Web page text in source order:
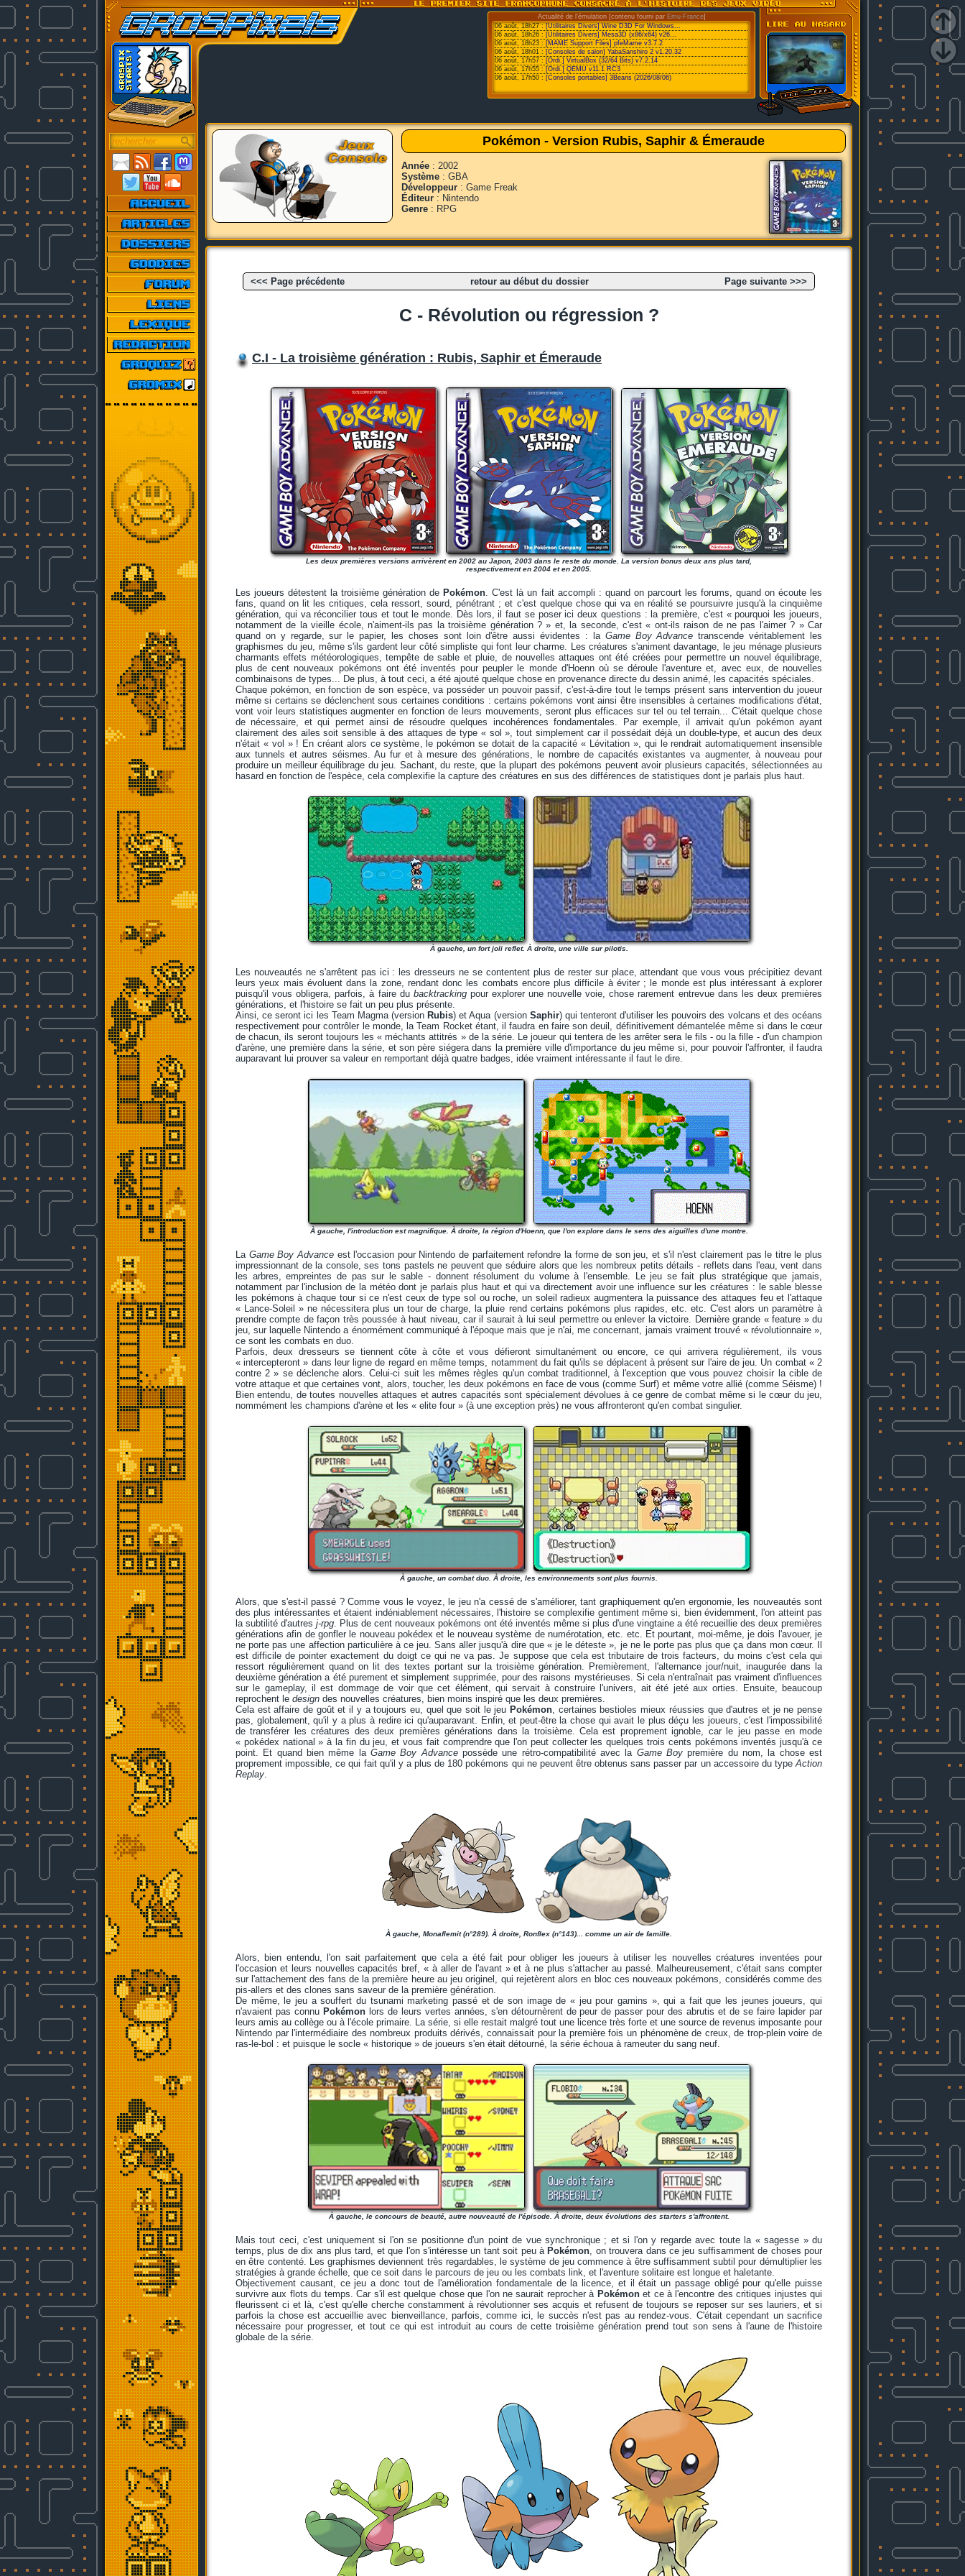
Actualité de l'émulation [contenu fourni par Emu-France]
06 août, 18h27 :[Utilitaires Divers] Wine D3D For Windows...
06 août, 18h26 : [Utilitaires Divers] Mesa3D (x86/x64) v26...
06 août, 18h23 : [MAME Support Files] pfeMame v3.7.2
06 août, 18h01 : [Consoles de salon] YabaSanshiro 2 v1.20.32
06 août, 17h57 : [Ordi.] VirtualBox (32/64 Bits) v7.2.14
06 août, 17h55 : [Ordi.] QEMU v11.1 RC3
06 août, 17h50 : [Consoles portables] 3Beans (2026/08/06)
Pokémon - Version Rubis, Saphir & Émeraude
Année : 2002
Système : GBA
Développeur : Game Freak
Éditeur : Nintendo
Genre : RPG
<<< Page précédente retour au début du dossier Page suivante >>>
C - Révolution ou régression ?
C.I - La troisième génération : Rubis, Saphir et Émeraude
Les deux premières versions arrivèrent en 2002 au Japon, 2003 dans le reste du monde. La version bonus deux ans plus tard,
respectivement en 2004 et en 2005.
Les joueurs détestent la troisième génération de Pokémon. C'est là un fait accompli : quand on parcourt les forums, quand on écoute les
fans, quand on lit les critiques, cela ressort, sourd, pénétrant ; et c'est quelque chose qui va en réalité se poursuivre jusqu'à la cinquième
génération, qui va réconcilier tous et tout le monde. Dès lors, il faut se poser ici deux questions : la première, c'est « pourquoi les joueurs,
notamment de la vieille école, n'aiment-ils pas la troisième génération ? » et, la seconde, c'est « ont-ils raison de ne pas l'aimer ? » Car
quand on y regarde, sur le papier, les choses sont loin d'être aussi évidentes : la Game Boy Advance transcende véritablement les
graphismes du jeu, même s'ils gardent leur côté simpliste qui font leur charme. Les créatures s'animent davantage, le jeu ménage plusieurs
charmants effets météorologiques, tempête de sable et pluie, de nouvelles attaques ont été créées pour permettre un nouvel équilibrage,
plus de cent nouveaux pokémons ont été inventés pour peupler le monde d'Hoenn où se déroule l'aventure et, avec eux, de nouvelles
combinaisons de types... De plus, à tout ceci, a été ajouté quelque chose en provenance directe du dessin animé, les capacités spéciales.
Chaque pokémon, en fonction de son espèce, va posséder un pouvoir passif, c'est-à-dire tout le temps présent sans intervention du joueur
même si certains se déclenchent sous certaines conditions : certains pokémons vont ainsi être insensibles à certaines modifications d'état,
vont voir leurs statistiques augmenter en fonction de leurs mouvements, seront plus efficaces sur tel ou tel terrain... C'était quelque chose
de nécessaire, et qui permet ainsi de résoudre quelques incohérences fondamentales. Par exemple, il arrivait qu'un pokémon ayant
clairement des ailes soit sensible à des attaques de type « sol », tout simplement car il possédait déjà un double-type, et aucun des deux
n'était « vol » ! En créant alors ce système, le pokémon se dotait de la capacité « Lévitation », qui le rendrait automatiquement insensible
aux tunnels et autres séismes. Au fur et à mesure des générations, le nombre de capacités existantes va augmenter, à nouveau pour
produire un meilleur équilibrage du jeu. Sachant, du reste, que la plupart des pokémons peuvent avoir plusieurs capacités, sélectionnées au
hasard en fonction de l'espèce, cela complexifie la capture des créatures en sus des différences de statistiques dont je parlais plus haut.
À gauche, un fort joli reflet. À droite, une ville sur pilotis.
Les nouveautés ne s'arrêtent pas ici : les dresseurs ne se contentent plus de rester sur place, attendant que vous vous précipitiez devant
leurs yeux mais évoluent dans la zone, rendant donc les combats encore plus difficile à éviter ; le monde est plus intéressant à explorer
puisqu'il vous obligera, parfois, à faire du backtrackingpour explorer une nouvelle voie, chose rarement entrevue dans les deux premières
générations, et l'histoire se fait un peu plus présente.
Ainsi, ce seront ici les Team Magma (version Rubis) et Aqua (version Saphir) qui tenteront d'utiliser les pouvoirs des volcans et des océans
respectivement pour contrôler le monde, la Team Rocket étant, il faudra en faire son deuil, définitivement démantelée même si dans le cœur
de chacun, ils seront toujours les « méchants attitrés » de la série. Le joueur qui tentera de les arrêter sera le fils - ou la fille - d'un champion
d'arène, une première dans la série, et son père siégera dans la première ville d'importance du jeu même si, pour pouvoir l'affronter, il faudra
auparavant lui prouver sa valeur en remportant déjà quatre badges, idée vraiment intéressante il faut le dire.
À gauche, l'introduction est magnifique. À droite, la région d'Hoenn, que l'on explore dans le sens des aiguilles d'une montre.
La Game Boy Advanceest l'occasion pour Nintendo de parfaitement refondre la forme de son jeu, et s'il n'est clairement pas le titre le plus
impressionnant de la console, ses tons pastels ne peuvent que séduire alors que les nombreux petits détails - reflets dans l'eau, vent dans
les arbres, empreintes de pas sur le sable - donnent résolument du volume à l'ensemble. Le jeu se fait plus stratégique que jamais,
notamment par l'inclusion de la météo dont je parlais plus haut et qui va directement avoir une influence sur les créatures : le sable blesse
les pokémons à chaque tour si ce n'est ceux de type sol ou roche, un soleil radieux augmentera la puissance des attaques feu et l'attaque
« Lance-Soleil » ne nécessitera plus un tour de charge, la pluie rend certains pokémons plus rapides, etc. etc. C'est alors un paramètre à
prendre compte de façon très poussée à haut niveau, car il saurait à lui seul permettre ou enlever la victoire. Dernière grande « feature » du
jeu, sur laquelle Nintendo a énormément communiqué à l'époque mais que je n'ai, me concernant, jamais vraiment trouvé « révolutionnaire »,
ce sont les combats en duo.
Parfois, deux dresseurs se tiennent côte à côte et vous défieront simultanément ou encore, ce qui arrivera régulièrement, ils vous
« intercepteront » dans leur ligne de regard en même temps, notamment du fait qu'ils se déplacent à présent sur l'aire de jeu. Un combat « 2
contre 2 » se déclenche alors. Celui-ci suit les mêmes règles qu'un combat traditionnel, à l'exception que vous pouvez choisir la cible de
votre attaque et que certaines vont, alors, toucher, les deux pokémons en face de vous (comme Surf) et même votre allié (comme Séisme) !
Bien entendu, de toutes nouvelles attaques et autres capacités sont spécialement dévolues à ce genre de combat même si le cœur du jeu,
nommément les champions d'arène et les « elite four » (à une exception près) ne vous affronteront qu'en combat singulier.
À gauche, un combat duo. À droite, les environnements sont plus fournis.
Alors, que s'est-il passé ? Comme vous le voyez, le jeu n'a cessé de s'améliorer, tant graphiquement qu'en ergonomie, les nouveautés sont
des plus intéressantes et étaient indéniablement nécessaires, l'histoire se complexifie gentiment même si, bien évidemment, l'on atteint pas
la subtilité d'autres j-rpg. Plus de cent nouveaux pokémons ont été inventés même si plus d'une vingtaine a été recueillie des deux premières
générations afin de gonfler le nouveau pokédex et le nouveau système de numérotation, etc. etc. Et pourtant, moi-même, je dois l'avouer, je
ne porte pas une affection particulière à ce jeu. Sans aller jusqu'à dire que « je le déteste », je ne le porte pas plus que ça dans mon cœur. Il
est difficile de pointer exactement du doigt ce qui ne va pas. Je suppose que cela est tributaire de trois facteurs, du moins c'est cela qui
ressort régulièrement quand on lit des textes portant sur la troisième génération. Premièrement, l'alternance jour/nuit, inaugurée dans la
deuxième génération a été purement et simplement supprimée, pour des raisons mystérieuses. Si cela n'entraînait pas vraiment d'influences
sur le gameplay, il est dommage de voir que cet élément, qui servait à construire l'univers, ait été jeté aux orties. Ensuite, beaucoup
reprochent le design des nouvelles créatures, bien moins inspiré que les deux premières.
Cela est affaire de goût et il y a toujours eu, quel que soit le jeu Pokémon, certaines bestioles mieux réussies que d'autres et je ne pense
pas, globalement, qu'il y a plus à redire ici qu'auparavant. Enfin, et peut-être la chose qui avait le plus déçu les joueurs, c'est l'impossibilité
de transférer les créatures des deux premières générations dans la troisième. Cela est proprement ignoble, car le jeu passe en mode
« pokédex national » à la fin du jeu, et vous fait comprendre que l'on peut collecter les quelques trois cents pokémons inventés jusqu'à ce
point. Et quand bien même la Game Boy Advancepossède une rétro-compatibilité avec la Game Boy première du nom, la chose est
proprement impossible, ce qui fait qu'il y a plus de 180 pokémons qui ne peuvent être obtenus sans passer par un accessoire du typeAction
Replay.
À gauche, Monaflemit (n°289). À droite, Ronflex (n°143)... comme un air de famille.
Alors, bien entendu, l'on sait parfaitement que cela a été fait pour obliger les joueurs à utiliser les nouvelles créatures inventées pour
l'occasion et leurs nouvelles capacités bref, « à aller de l'avant » et à ne plus s'attacher au passé. Malheureusement, c'était sans compter
sur l'attachement des fans de la première heure au jeu originel, qui rejetèrent alors en bloc ces nouveaux pokémons, considérés comme des
pis-allers et des clones sans saveur de la première génération.
De même, le jeu a souffert du tsunami marketing passé et de son image de « jeu pour gamins », qui a fait que les jeunes joueurs, qui
n'avaient pas connu Pokémonlors de leurs vertes années, s'en détournèrent de peur de passer pour des abrutis et de se faire lapider par
leurs amis au collège ou à l'école primaire. La série, si elle restait malgré tout une licence très forte et une source de revenus imposante pour
Nintendo par l'intermédiaire des nombreux produits dérivés, connaissait pour la première fois un phénomène de creux, de trop-plein voire de
ras-le-bol : et puisque le socle « historique » de joueurs s'en était détourné, la série échoua à rameuter du sang neuf.
À gauche, le concours de beauté, autre nouveauté de l'épisode. À droite, deux évolutions des starters s'affrontent.
Mais tout ceci, c'est uniquement si l'on se positionne d'un point de vue synchronique ; et si l'on y regarde avec toute la « sagesse » du
temps, plus de dix ans plus tard, et que l'on s'intéresse un tant soit peu à Pokémon, on trouvera dans ce jeu suffisamment de choses pour
en être contenté. Les graphismes deviennent très regardables, le système de jeu commence à être suffisamment subtil pour démultiplier les
stratégies à grande échelle, que ce soit dans le parcours de jeu ou les combats link, et l'aventure solitaire est longue et haletante.
Objectivement causant, ce jeu a donc tout de l'amélioration fondamentale de la licence, et il était un passage obligé pour qu'elle puisse
survivre aux flots du temps. Car s'il est quelque chose que l'on ne saurait reprocher à Pokémonet ce à l'encontre des critiques injustes qui
fleurissent ci et là, c'est qu'elle cherche constamment à révolutionner ses acquis et refusent de toujours se reposer sur ses lauriers, et si
parfois la chose est accueillie avec bienveillance, parfois, comme ici, le succès n'est pas au rendez-vous. C'était cependant un sacrifice
nécessaire pour progresser, et tout ce qui est introduit au cours de cette troisième génération prend tout son sens à l'aune de l'histoire
globale de la série.